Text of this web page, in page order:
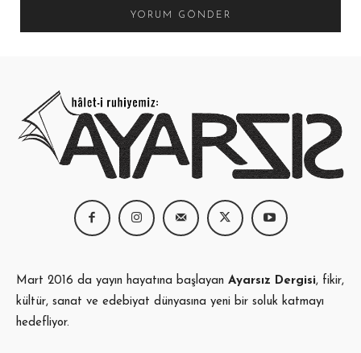
Mart 2016 da yayın hayatına başlayan Ayarsız Dergisi, fikir,
kültür, sanat ve edebiyat dünyasına yeni bir soluk katmayı
hedefliyor.